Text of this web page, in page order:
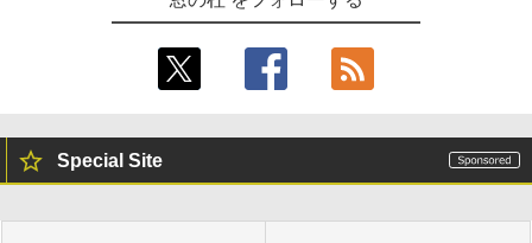
Special Site